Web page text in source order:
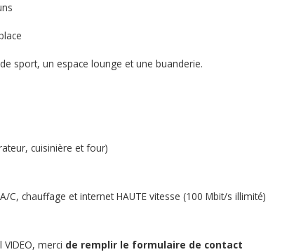
sport, un espace lounge et une buanderie.
cuisinière et four)
C, chauffage et internet HAUTE vitesse (100 Mbit/s illimité)
merci de remplir le formulaire de contact